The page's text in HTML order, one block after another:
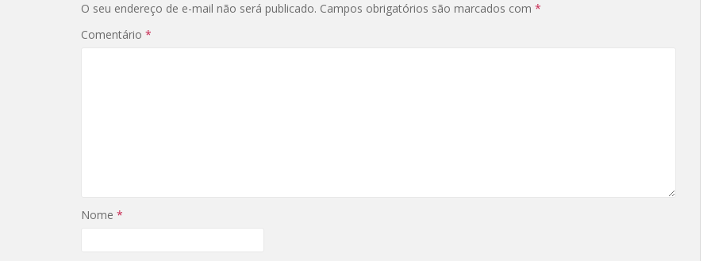
O seu endereço de e-mail não será publicado. Campos obrigatórios são marcados com *
Comentário *
Nome *